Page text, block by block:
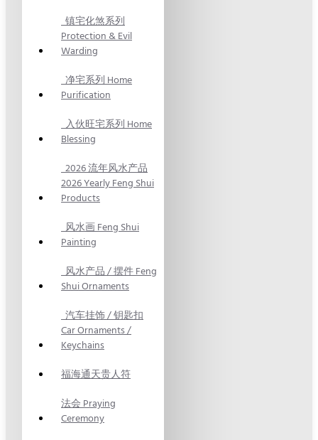
镇宅化煞系列
Protection & Evil
Warding
净宅系列 Home
Purification
入伙旺宅系列 Home
Blessing
2026 流年风水产品
2026 Yearly Feng Shui
Products
风水画 Feng Shui
Painting
风水产品 / 摆件 Feng
Shui Ornaments
汽车挂饰 / 钥匙扣
Car Ornaments /
Keychains
福海通天贵人符
法会 Praying
Ceremony